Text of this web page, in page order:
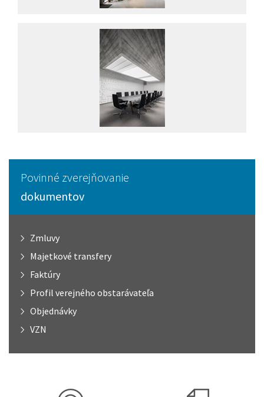
Povinné zverejňovanie
dokumentov
Zmluvy
Majetkové transfery
Faktúry
Profil verejného obstarávateľa
Objednávky
VZN